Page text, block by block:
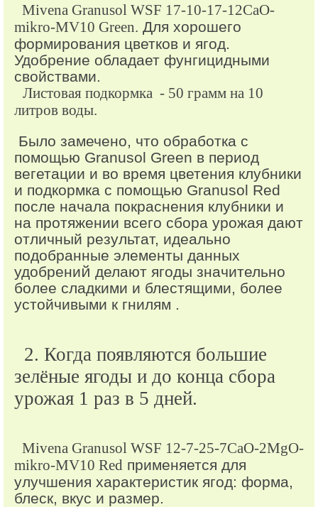
Mivena Granusol WSF 17-10-17-12CaO-
mikro-MV10 Green. Для хорошего
формирования цветков и ягод.
Удобрение обладает фунгицидными
свойствами.
Листовая подкормка - 50 грамм на 10
литров воды.
Было замечено, что обработка с
помощью Granusol Green в период
вегетации и во время цветения клубники
и подкормка с помощью Granusol Red
после начала покраснения клубники и
на протяжении всего сбора урожая дают
отличный результат, идеально
подобранные элементы данных
удобрений делают ягоды значительно
более сладкими и блестящими, более
устойчивыми к гнилям .
2. Когда появляются большие
зелёные ягоды и до конца сбора
урожая 1 раз в 5 дней.
Мivena Granusol WSF 12-7-25-7CaO-2MgO-
mikro-MV10 Red применяется для
улучшения характеристик ягод: форма,
блеск, вкус и размер.